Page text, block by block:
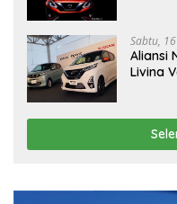
Sabtu,
Aliansi
Livina